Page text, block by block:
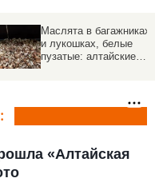
Маслята в багажниках
и лукошках, белые
пузатые: алтайские
«Алтайская